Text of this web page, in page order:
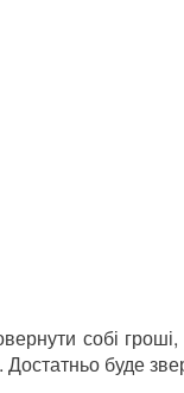
собі
Достатньо буде